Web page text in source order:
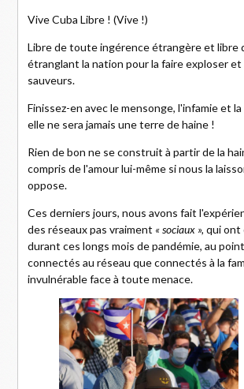
Vive Cuba Libre ! (Vive !)
Libre de toute ingérence étrangère et libre
étranglant la nation pour la faire exploser
sauveurs.
Finissez-en avec le mensonge, l'infamie et
elle ne sera jamais une terre de haine !
Rien de bon ne se construit à partir de la
compris de l'amour lui-même si nous la
oppose.
Ces derniers jours, nous avons fait
des réseaux pas vraiment « sociaux », qui ont
durant ces longs mois de pandémie, au
connectés au réseau que connectés à la
invulnérable face à toute menace.